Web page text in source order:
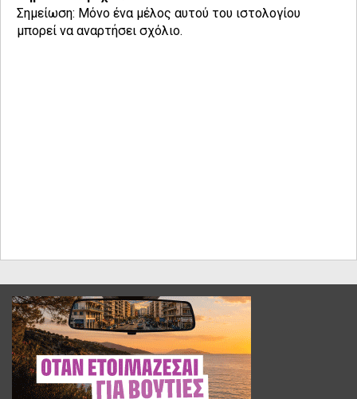
Σημείωση: Μόνο ένα μέλος αυτού του ιστολογίου
μπορεί να αναρτήσει σχόλιο.